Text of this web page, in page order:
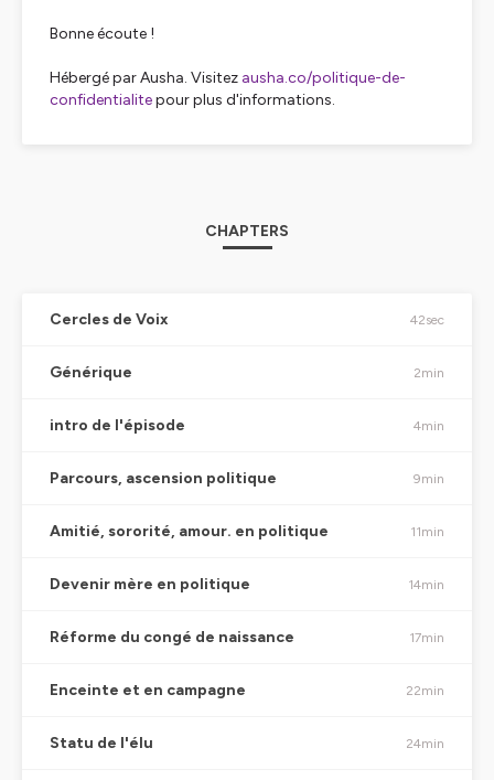
Bonne écoute !
Hébergé par Ausha. Visitez ausha.co/politique-de-
confidentialitepour plus d'informations.
CHAPTERS
Cercles de Voix 42sec
Générique 2min
intro de l'épisode 4min
Parcours, ascension politique 9min
Amitié, sororité, amour. en politique 11min
Devenir mère en politique 14min
Réforme du congé de naissance 17min
Enceinte et en campagne 22min
Statu de l'élu 24min